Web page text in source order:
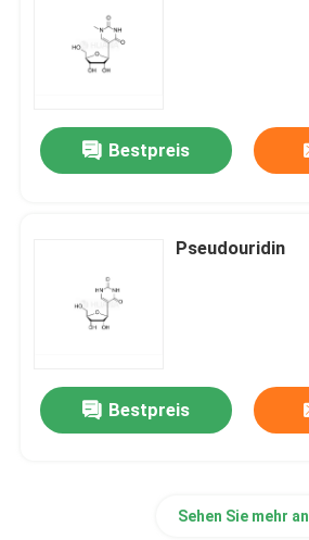
Bestpreis
Pseudouridin
Bestpreis
Sehen Sie mehr an